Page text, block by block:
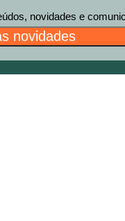
novidades e
novidades